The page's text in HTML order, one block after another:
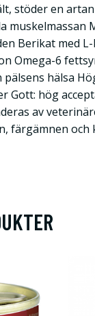
stöder en
muskelmassan
Berikat med
Omega-6
pälsens hälsa
Gott: hög
av
färgämnen och